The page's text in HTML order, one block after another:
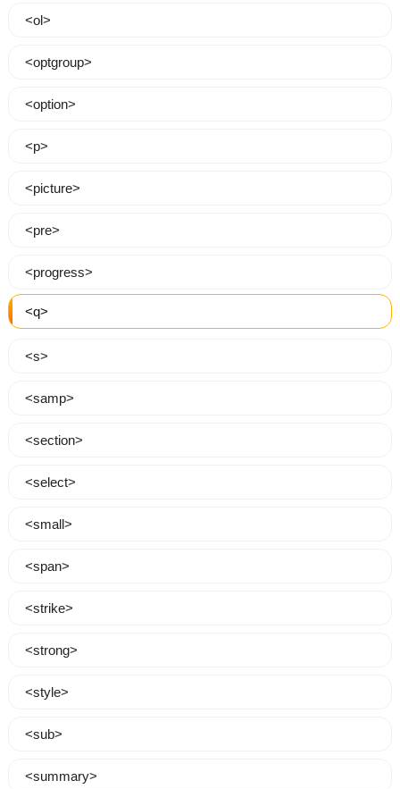
<ol>
<optgroup>
<option>
<p>
<picture>
<pre>
<progress>
<q>
<s>
<samp>
<section>
<select>
<small>
<span>
<strike>
<strong>
<style>
<sub>
<summary>